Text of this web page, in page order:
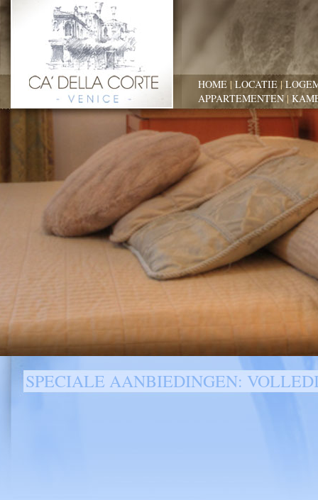
HOME | LOCATIE |
APPARTEMENTEN|
SPECIALE AANBIEDINGEN: